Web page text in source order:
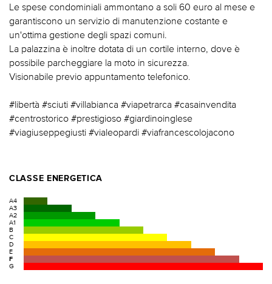
Le spese condominiali ammontano a soli 60 euro al mese e
garantiscono un servizio di manutenzione costante e
un'ottima gestione degli spazi comuni.
La palazzina è inoltre dotata di un cortile interno, dove è
possibile parcheggiare la moto in sicurezza.
Visionabile previo appuntamento telefonico.
#libertà #sciuti #villabianca #viapetrarca #casainvendita
#centrostorico #prestigioso #giardinoinglese
#viagiuseppegiusti #vialeopardi #viafrancescolojacono
CLASSE ENERGETICA
A4
A3
A2
A1
B
C
D
E
F
G